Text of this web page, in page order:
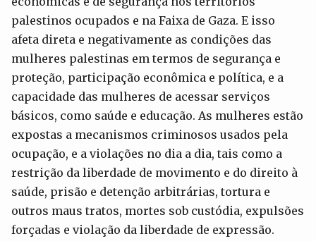
palestinos ocupados e na Faixa de Gaza. E isso
afeta direta e negativamente as condições das
mulheres palestinas em termos de segurança e
proteção, participação econômica e política, e a
capacidade das mulheres de acessar serviços
básicos, como saúde e educação. As mulheres estão
expostas a mecanismos criminosos usados ​​pela
ocupação, e a violações no dia a dia, tais como a
restrição da liberdade de movimento e do direito à
saúde, prisão e detenção arbitrárias, tortura e
outros maus tratos, mortes sob custódia, expulsões
forçadas e violação da liberdade de expressão.